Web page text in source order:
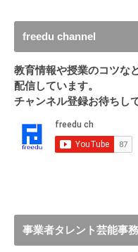
freedu channel
教育情報や授業のコツな
配信しています。
チャンネル登録お待ちし
事業者タレント芸能事